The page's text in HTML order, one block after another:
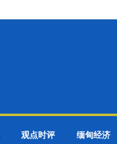
观点时评 缅甸经济